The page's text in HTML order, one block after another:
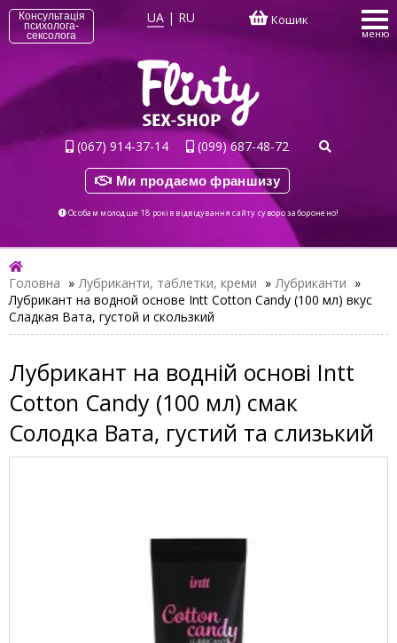
Консультація
психолога-
сексолога
UA | RU Кошик
меню
(067) 914-37-14 (099) 687-48-72
Ми продаємо франшизу
Особам молодше 18 років відвідування сайту суворо заборонено!
Головна » Лубриканти, таблетки, креми » Лубриканти »
Лубрикант на водной основе Intt Cotton Candy (100 мл) вкус
Сладкая Вата, густой и скользкий
Лубрикант на водній основі Intt
Cotton Candy (100 мл) смак
Солодка Вата, густий та слизький